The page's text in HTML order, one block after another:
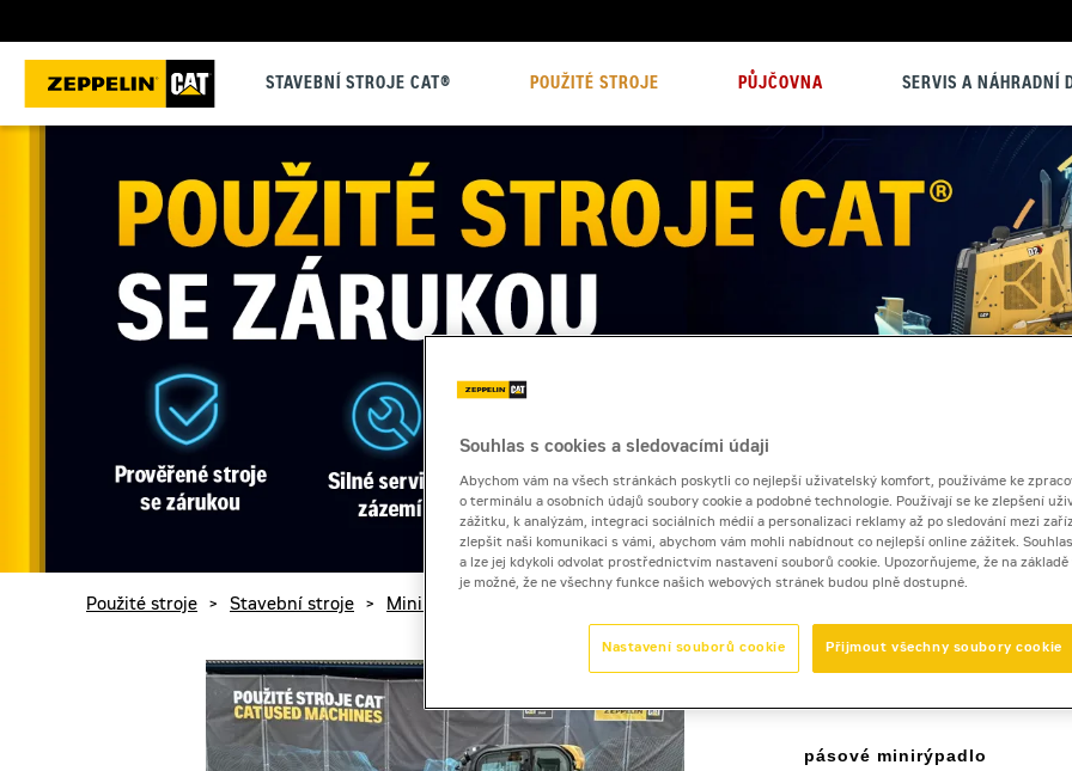
STAVEBNÍ STROJE CAT® POUŽITÉ STROJE PŮJČOVNA SERVIS A NÁHRADNÍ
Použité stroje > Stavební stroje > Minirýpadla
pásové minirýpadlo
Souhlas s cookies a sledovacími údaji
Abychom vám na všech stránkách poskytli co nejlepší uživatelský komfort, používáme ke
o terminálu a osobních údajů soubory cookie a podobné technologie. Používají se ke zlepšení
zážitku, k analýzám, integraci sociálních médií a personalizaci reklamy až po sledování mezi
zlepšit naši komunikaci s vámi, abychom vám mohli nabídnout co nejlepší online zážitek.
a lze jej kdykoli odvolat prostřednictvím nastavení souborů cookie. Upozorňujeme, že na základě
je možné, že ne všechny funkce našich webových stránek budou plně dostupné.
Přijmout všechny soubory cookie
Nastavení souborů cookie